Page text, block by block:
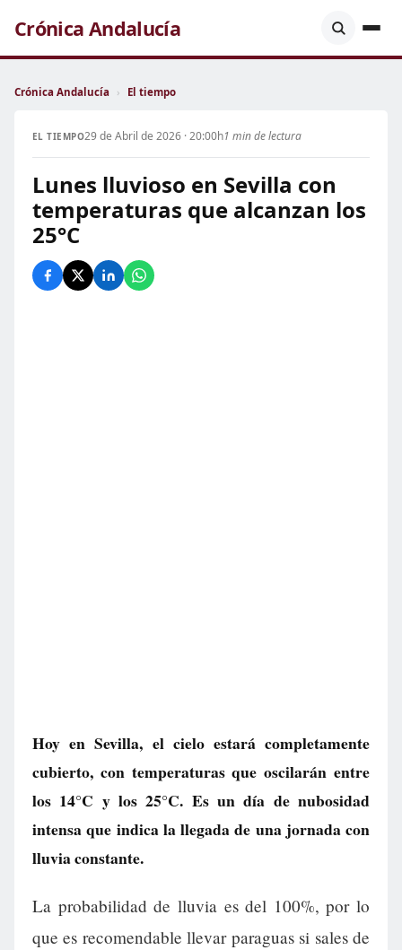
Crónica Andalucía
Crónica Andalucía › El tiempo
EL TIEMPO29 de Abril de 2026 · 20:00h1 min de lectura
Lunes lluvioso en Sevilla con
temperaturas que alcanzan los
25°C
Hoy en Sevilla, el cielo estará completamente
cubierto, con temperaturas que oscilarán entre
los 14°C y los 25°C. Es un día de nubosidad
intensa que indica la llegada de una jornada con
lluvia constante.
La probabilidad de lluvia es del 100%, por lo
que es recomendable llevar paraguas si sales de